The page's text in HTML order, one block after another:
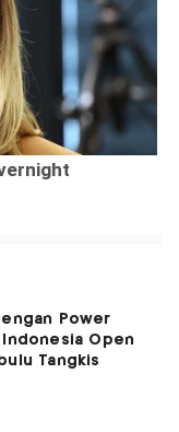
Power
Open
Tangkis